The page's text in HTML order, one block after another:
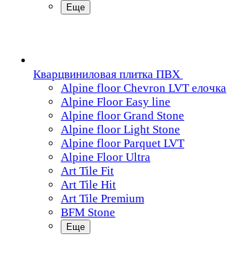
Еще
Кварцвиниловая плитка ПВХ
Alpine floor Chevron LVT елочка
Alpine Floor Easy line
Alpine floor Grand Stone
Alpine floor Light Stone
Alpine floor Parquet LVT
Alpine Floor Ultra
Art Tile Fit
Art Tile Hit
Art Tile Premium
BFM Stone
Еще